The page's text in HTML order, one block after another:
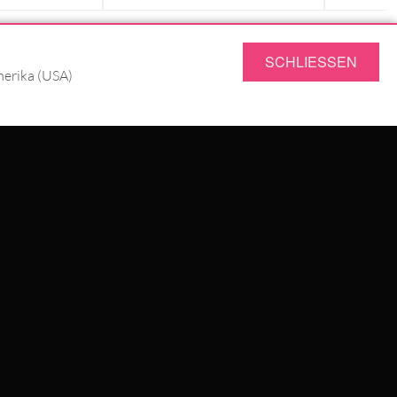
RÜCKSENDUNG
(USA)
SCHLIESSEN